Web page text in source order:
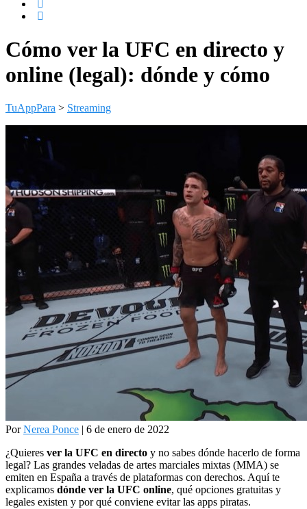
Cómo ver la UFC en directo y
online (legal): dónde y cómo
TuAppPara > Streaming
PorNerea Ponce | 6 de enero de 2022
¿Quieres ver la UFC en directo y no sabes dónde hacerlo de forma
legal? Las grandes veladas de artes marciales mixtas (MMA) se
emiten en España a través de plataformas con derechos. Aquí te
explicamos dónde ver la UFC online, qué opciones gratuitas y
legales existen y por qué conviene evitar las apps piratas.